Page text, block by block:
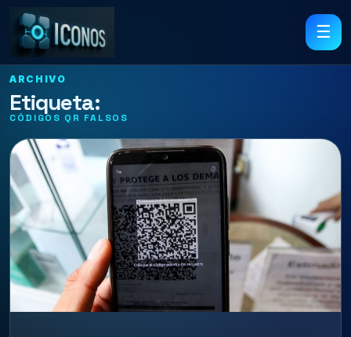
☰
ARCHIVO
Etiqueta:
CÓDIGOS QR FALSOS